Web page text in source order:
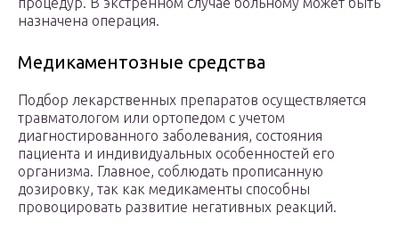
назначена операция.
Медикаментозные средства
Подбор лекарственных препаратов осуществляется
травматологом или ортопедом с учетом
диагностированного заболевания, состояния
пациента и индивидуальных особенностей его
организма. Главное, соблюдать прописанную
дозировку, так как медикаменты способны
провоцировать развитие негативных реакций.